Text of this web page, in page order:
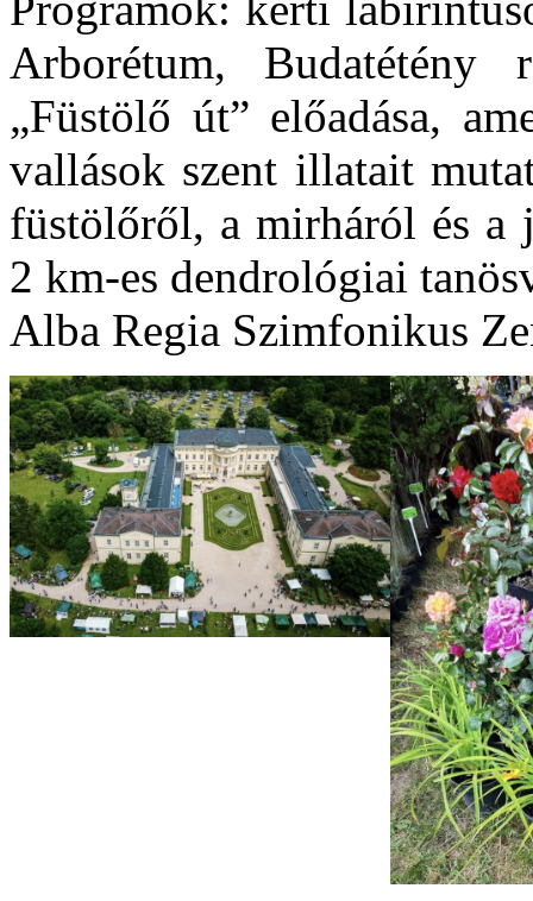
Arborétum,
„Füstölő út” előadása,
vallások szent illatait
füstölőről, a mirháról és a
2 km-es dendrológiai
Alba Regia Szimfonikus